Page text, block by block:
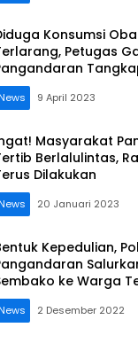
Konsumsi
Petugas
News 9 April 2023
Masyarakat
Berlalulintas,
Dilakukan
News 20 Januari 2023
Kepedulian,
ke Warga
News 2 Desember 2022